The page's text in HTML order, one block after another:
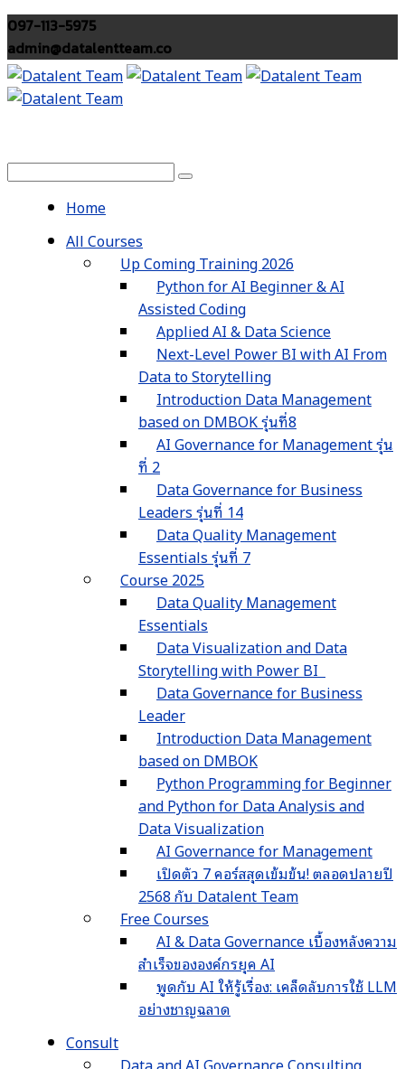
097-113-5975
admin@datalentteam.co
Home
All Courses
Up Coming Training 2026
Python for AI Beginner & AI
Assisted Coding
Applied AI & Data Science
Next-Level Power BI with AI From
Data to Storytelling
Introduction Data Management
based on DMBOK รุ่นที่8
AI Governance for Management รุ่น
ที่ 2
Data Governance for Business
Leaders รุ่นที่ 14
Data Quality Management
Essentials รุ่นที่ 7
Course 2025
Data Quality Management
Essentials
Data Visualization and Data
Storytelling with Power BI
Data Governance for Business
Leader
Introduction Data Management
based on DMBOK
Python Programming for Beginner
and Python for Data Analysis and
Data Visualization
AI Governance for Management
เปิดตัว 7 คอร์สสุดเข้มข้น! ตลอดปลายปี
2568 กับ Datalent Team
Free Courses
AI & Data Governance เบื้องหลังความ
สำเร็จขององค์กรยุค AI
พูดกับ AI ให้รู้เรื่อง: เคล็ดลับการใช้ LLM
อย่างชาญฉลาด
Consult